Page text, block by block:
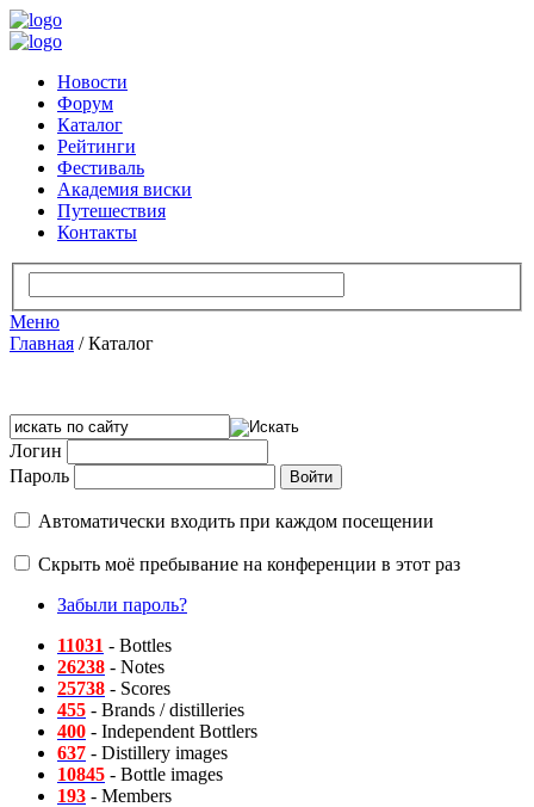
Новости
Форум
Каталог
Рейтинги
Фестиваль
Академия виски
Путешествия
Контакты
Меню
Главная /Каталог
Логин
Пароль
Автоматически входить при каждом посещении
Скрыть моё пребывание на конференции в этот раз
Забыли пароль?
11031 - Bottles
26238 - Notes
25738 - Scores
455 - Brands / distilleries
400 - Independent Bottlers
637 - Distillery images
10845 - Bottle images
193 - Members